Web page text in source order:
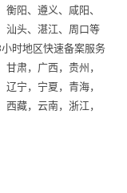
阳、遵义、咸阳、
汕头、湛江、周口等
时地区快速备案服务
肃，广西，贵州，
宁，宁夏，青海，
藏，云南，浙江，